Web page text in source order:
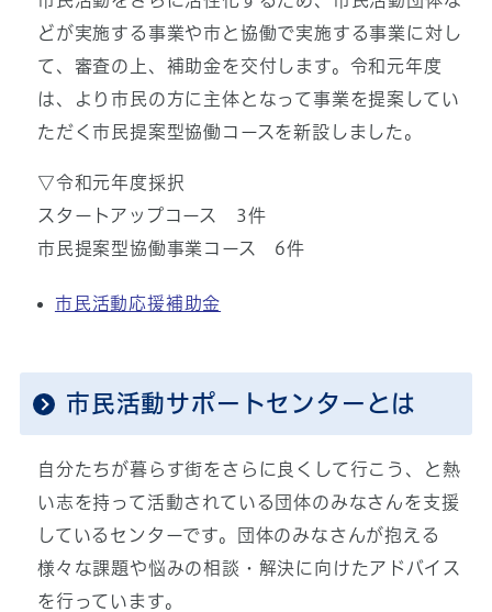
どが実施する事業や市と協働で実施する事業に対し
て、審査の上、補助金を交付します。令和元年度
は、より市民の方に主体となって事業を提案してい
ただく市民提案型協働コースを新設しました。
▽令和元年度採択
スタートアップコース 3件
市民提案型協働事業コース 6件
市民活動応援補助金
市民活動サポートセンターとは
自分たちが暮らす街をさらに良くして行こう、と熱
い志を持って活動されている団体のみなさんを支援
しているセンターです。団体のみなさんが抱える
様々な課題や悩みの相談・解決に向けたアドバイス
を行っています。